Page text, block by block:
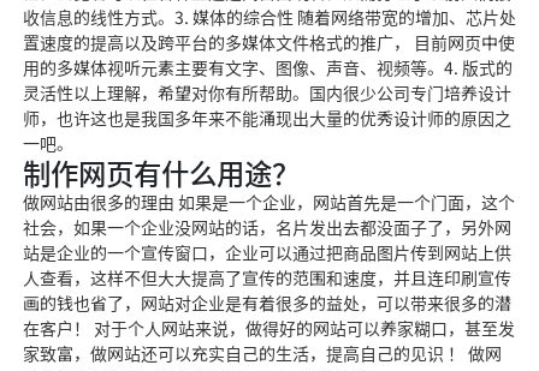
收信息的线性方式。3. 媒体的综合性 随着网络带宽的增加、芯片处
置速度的提高以及跨平台的多媒体文件格式的推广， 目前网页中使
用的多媒体视听元素主要有文字、图像、声音、视频等。4. 版式的
灵活性以上理解，希望对你有所帮助。国内很少公司专门培养设计
师，也许这也是我国多年来不能涌现出大量的优秀设计师的原因之
一吧。
制作网页有什么用途？
做网站由很多的理由 如果是一个企业，网站首先是一个门面，这个
社会，如果一个企业没网站的话，名片发出去都没面子了，另外网
站是企业的一个宣传窗口，企业可以通过把商品图片传到网站上供
人查看，这样不但大大提高了宣传的范围和速度，并且连印刷宣传
画的钱也省了，网站对企业是有着很多的益处，可以带来很多的潜
在客户！ 对于个人网站来说，做得好的网站可以养家糊口，甚至发
家致富，做网站还可以充实自己的生活，提高自己的见识 ！ 做网